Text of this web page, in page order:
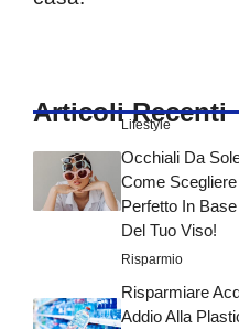
Articoli Recenti
Lifestyle
Occhiali Da
Come
Perfetto In
Del Tuo Viso!
Risparmio
Risparmiare
Addio Alla